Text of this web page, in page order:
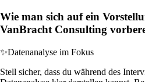
Wie man sich auf ein
VanBracht Consulting
✨Datenanalyse im Fokus
Stell sicher, dass du während des